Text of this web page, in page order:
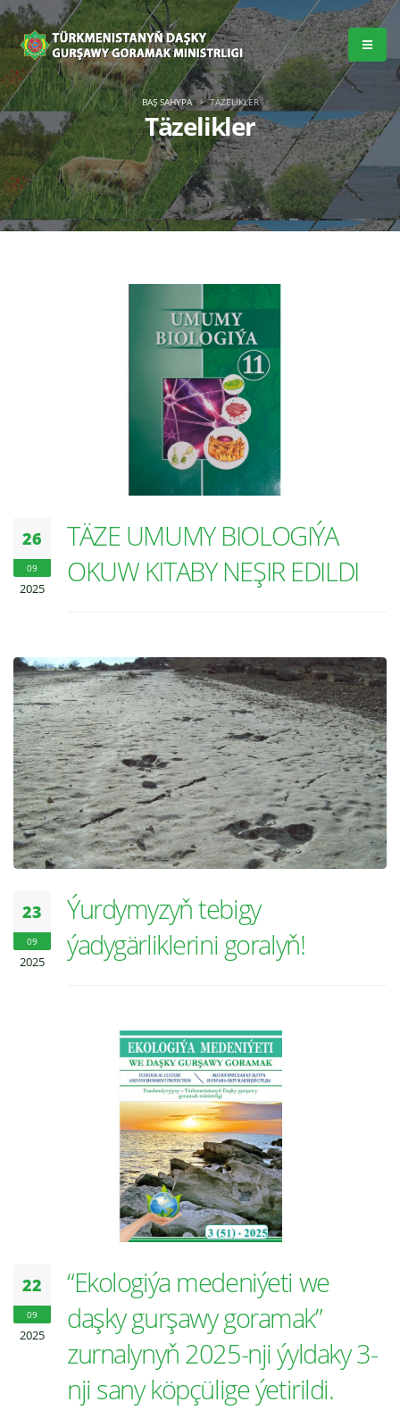
Täzelikler
BAŞ SAHYPA TÄZELIKLER
26
09
2025
TÄZE UMUMY BIOLOGIÝA
OKUW KITABY NEŞIR EDILDI
23
09
2025
Ýurdymyzyň tebigy
ýadygärliklerini goralyň!
22
09
2025
“Ekologiýa medeniýeti we
daşky gurşawy goramak”
zurnalynyň 2025-nji ýyldaky 3-
nji sany köpçülige ýetirildi.